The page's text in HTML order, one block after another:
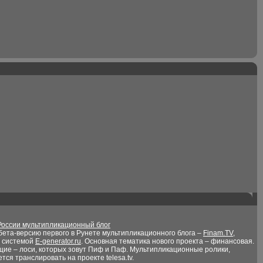
мультипликационный блог
версию первого в Рунете мультипликационного блога – Finam.TV,
E-generator.ru. Основная тематика нового проекта – финансовая.
– лоси, которых зовут Пиф и Паф. Мультипликационные ролики,
транслировать на проекте telesa.tv.